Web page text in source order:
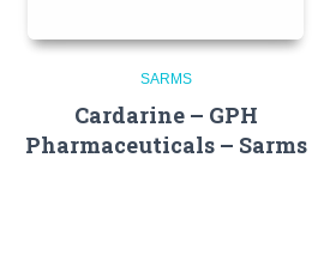
SARMS
Cardarine – GPH
Pharmaceuticals – Sarms